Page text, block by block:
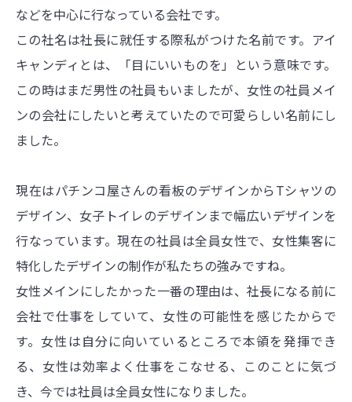
などを中心に行なっている会社です。
この社名は社長に就任する際私がつけた名前です。アイ
キャンディとは、「目にいいものを」という意味です。
この時はまだ男性の社員もいましたが、女性の社員メイ
ンの会社にしたいと考えていたので可愛らしい名前にし
ました。
現在はパチンコ屋さんの看板のデザインからTシャツの
デザイン、女子トイレのデザインまで幅広いデザインを
行なっています。現在の社員は全員女性で、女性集客に
特化したデザインの制作が私たちの強みですね。
女性メインにしたかった一番の理由は、社長になる前に
会社で仕事をしていて、女性の可能性を感じたからで
す。女性は自分に向いているところで本領を発揮でき
る、女性は効率よく仕事をこなせる、このことに気づ
き、今では社員は全員女性になりました。